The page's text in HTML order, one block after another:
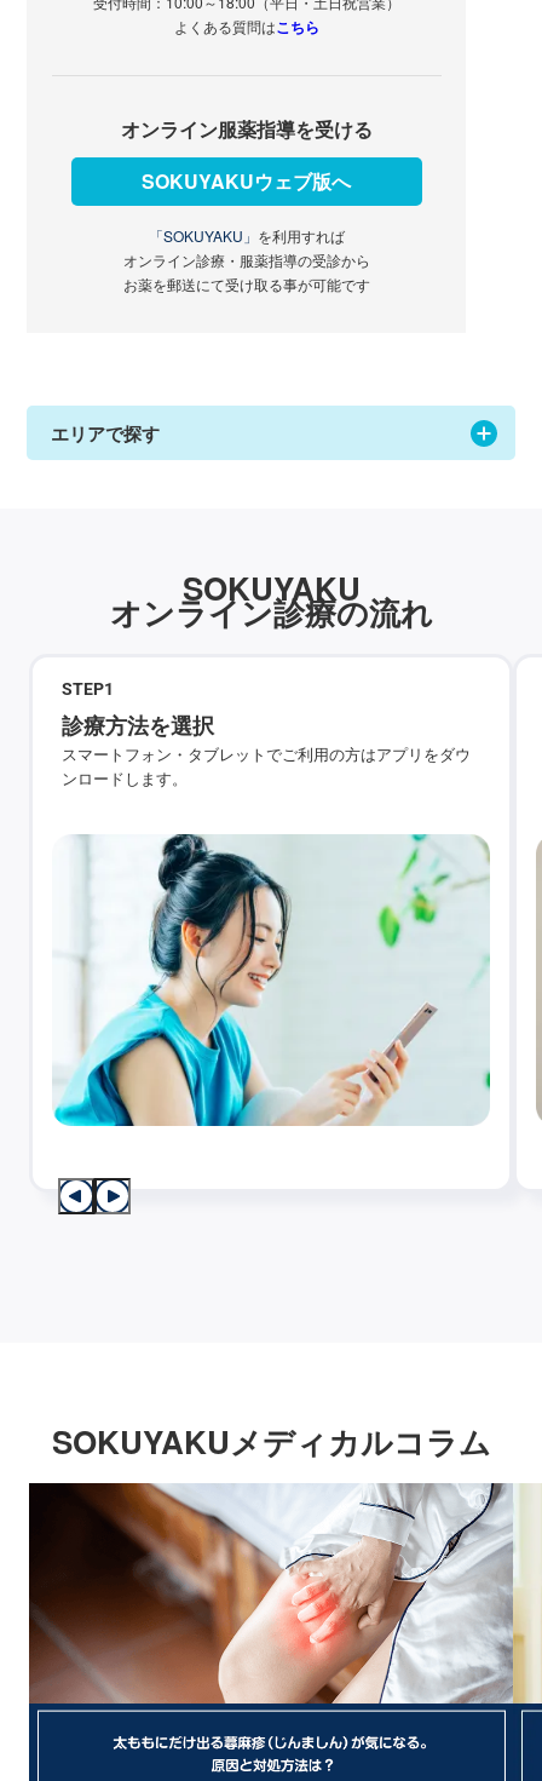
よくある質問はこちら
オンライン服薬指導を受ける
SOKUYAKUウェブ版へ
「SOKUYAKU」 を利用すれば
オンライン診療・服薬指導の受診から
お薬を郵送にて受け取る事が可能です
エリアで探す
SOKUYAKU
オンライン診療の流れ
STEP1
診療方法を選択
スマートフォン・タブレットでご利用の方はアプリをダウ
ンロードします。
SOKUYAKUメディカルコラム